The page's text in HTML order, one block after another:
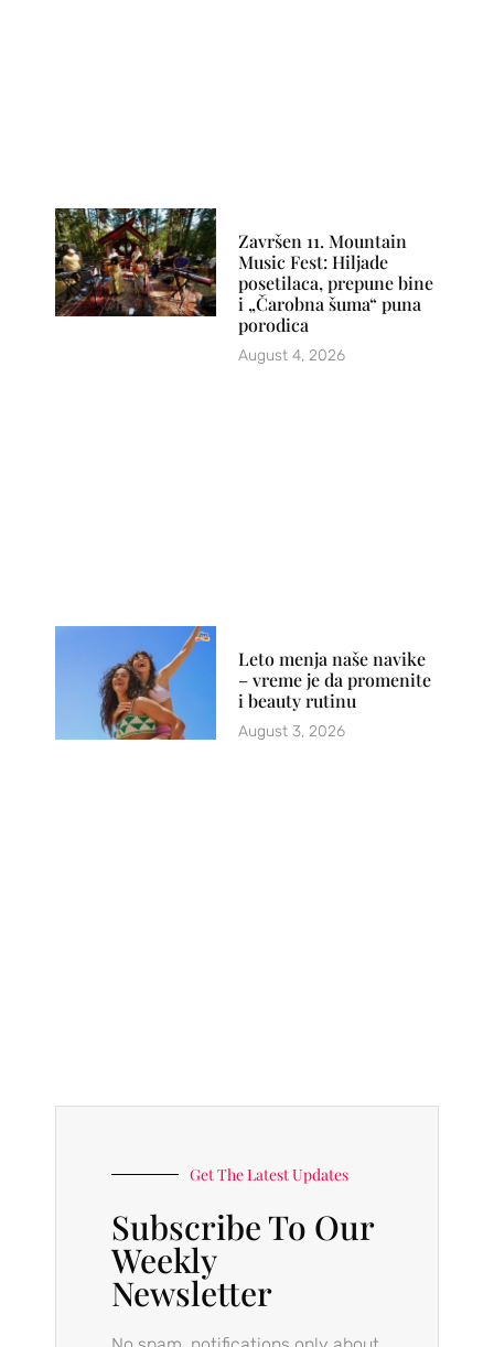
Završen 11. Mountain
Music Fest: Hiljade
posetilaca, prepune bine
i „Čarobna šuma“ puna
porodica
August 4, 2026
Leto menja naše navike
– vreme je da promenite
i beauty rutinu
August 3, 2026
Get The Latest Updates
Subscribe To Our
Weekly
Newsletter